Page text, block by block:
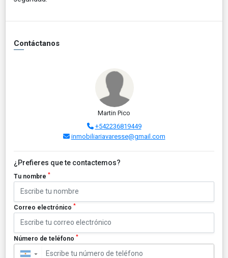
Contáctanos
Martin Pico
+542236819449
inmobiliariavaresse@gmail.com
¿Prefieres que te contactemos?
Tu nombre *
Correo electrónico *
Número de teléfono *
▼